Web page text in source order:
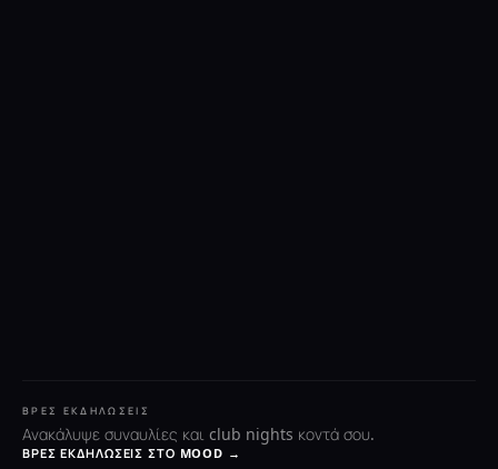
ΒΡΕΣ ΕΚΔΗΛΏΣΕΙΣ
Ανακάλυψε συναυλίες και club nights κοντά σου.
ΒΡΕΣ ΕΚΔΗΛΏΣΕΙΣ ΣΤΟ MOOD →